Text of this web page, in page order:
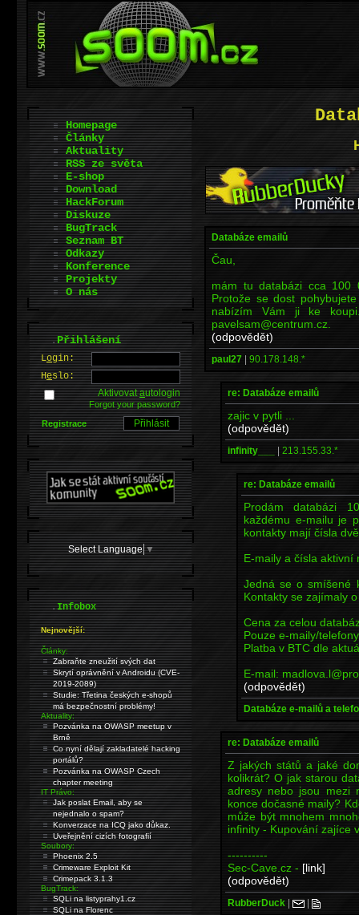
Databáze emailů
Čau,
mám tu databázi cca 100
Protože se dost
nabízím Vám ji ke
pavelsam@centrum.cz.
(odpovědět)
paul27 | 90.178.148.*
re: Databáze emailů
zajic v pytli ...
(odpovědět)
infinity___ | 213.155.33.*
re: Databáze emailů
Prodám databázi
každému e-mailu je
kontakty mají čísla
E-maily a čísla aktivní
Jedná se o smíšené
Kontakty se zajímaly
Cena za celou
Pouze e-maily/
Platba v BTC dle
E-mail:
(odpovědět)
Databáze e-mailů a
re: Databáze emailů
Z jakých států a jaké
kolikrát? O jak starou
adresy nebo jsou mezi
konce dočasné maily?
může být mnohem
infinity - Kupování zajíce
----------
Sec-Cave.cz - [link]
(odpovědět)
RubberDuck | |
Homepage
Články
Aktuality
RSS ze světa
E-shop
Download
HackForum
Diskuze
BugTrack
Seznam BT
Odkazy
Konference
Projekty
O nás
.Přihlášení
Login:
Heslo:
Aktivovatautologin
Forgot your password?
Registrace
Select Language ▼
.Infobox
Nejnovější:
Články:
Zabraňte zneužití svých dat
Skrytí oprávnění v Androidu (CVE-
2019-2089)
Studie: Třetina českých e-shopů
má bezpečnostní problémy!
Aktuality:
Pozvánka na OWASP meetup v
Brně
Co nyní dělají zakladatelé hacking
portálů?
Pozvánka na OWASP Czech
chapter meeting
IT Právo:
Jak poslat Email, aby se
nejednalo o spam?
Konverzace na ICQ jako důkaz.
Uveřejnění cizích fotografií
Soubory:
Phoenix 2.5
Crimeware Exploit Kit
Crimepack 3.1.3
BugTrack:
SQLi na listyprahy1.cz
SQLi na Florenc